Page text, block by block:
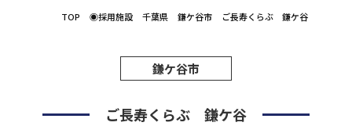
TOP ◉採用施設 千葉県 鎌ケ谷市 ご長寿くらぶ 鎌ケ谷
鎌ケ谷市
ご長寿くらぶ 鎌ケ谷